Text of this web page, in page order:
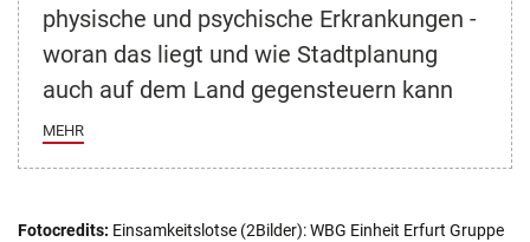
physische und psychische Erkrankungen -
woran das liegt und wie Stadtplanung
auch auf dem Land gegensteuern kann
MEHR
Fotocredits: Einsamkeitslotse (2Bilder): WBG Einheit Erfurt Gruppe